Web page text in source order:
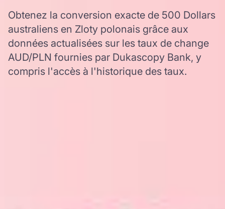
Obtenez la conversion exacte de 500 Dollars
australiens en Zloty polonais grâce aux
données actualisées sur les taux de change
AUD/PLN fournies par Dukascopy Bank, y
compris l'accès à l'historique des taux.